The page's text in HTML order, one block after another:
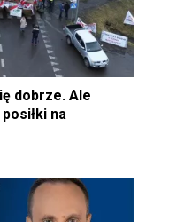
dobrze. Ale
na